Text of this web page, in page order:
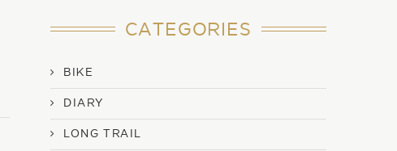
CATEGORIES
BIKE
DIARY
LONG TRAIL